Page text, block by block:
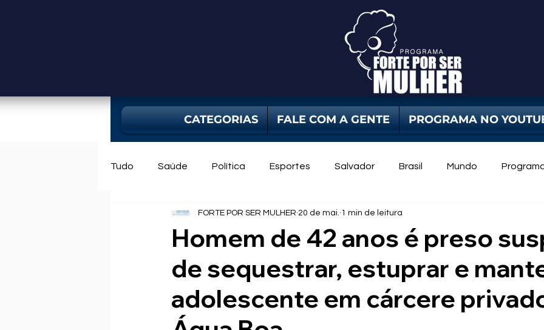
CATEGORIAS FALE COM A GENTE PROGRAMA NO
Tudo Saúde Política Esportes Salvador Brasil Mundo
Mercado Bahia Utilidade Pública Violência Contra Mulher
Homem de 42 anos é preso
de sequestrar, estuprar e
adolescente em cárcere
FORTE POR SER MULHER 20 de mai. 1 min de leitura